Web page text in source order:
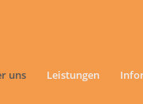
uns Leistungen